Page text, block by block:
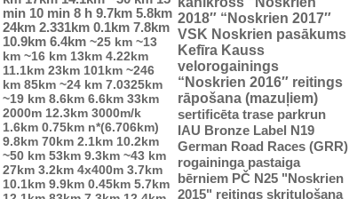
min 10 min 8 h 9.7km 5.8km
24km 2.331km 0.1km 7.8km
10.9km 6.4km ~25 km ~13
km ~16 km 13km 4.22km
11.1km 23km 101km ~246
km 85km ~24 km 7.0325km
~19 km 8.6km 6.6km 33km
2000m 12.3km 3000m/k
1.6km 0.75km n*(6.706km)
9.8km 70km 2.1km 10.2km
~50 km 53km 9.3km ~43 km
27km 3.2km 4x400m 3.7km
10.1km 9.9km 0.45km 5.7km
2018″ “Noskrien 2017″
VSK Noskrien pasākums
Kefīra Kauss
velorogainings
“Noskrien 2016″ reitings
rāpošana (mazuļiem)
sertificēta trase parkrun
IAU Bronze Label N19
German Road Races (GRR)
rogaininga pastaiga
bērniem PČ N25 "Noskrien
2015" reitings skrituļošana